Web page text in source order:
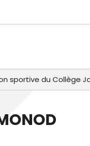
sportive du Collège